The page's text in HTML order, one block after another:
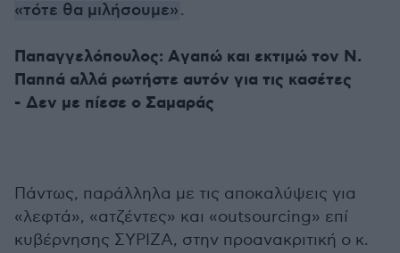
«τότε θα μιλήσουμε».
Παπαγγελόπουλος: Aγαπώ και εκτιμώ τον Ν.
Παππά αλλά ρωτήστε αυτόν για τις κασέτες
- Δεν με πίεσε ο Σαμαράς
Πάντως, παράλληλα με τις αποκαλύψεις για
«λεφτά», «ατζέντες» και «outsourcing» επί
κυβέρνησης ΣΥΡΙΖΑ, στην προανακριτική ο κ.